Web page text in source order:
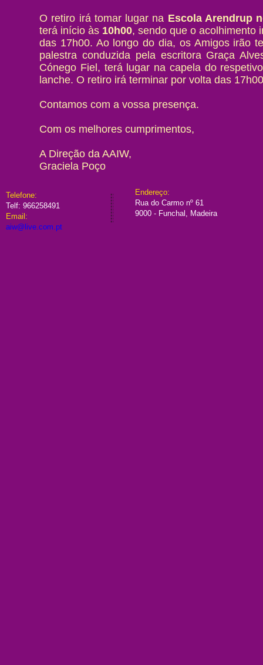
O retiro irá tomar lugar na Escola Arendrup
terá início às 10h00, sendo que o acolhimento
das 17h00. Ao longo do dia, os Amigos irão
palestra conduzida pela escritora Graça
Cónego Fiel, terá lugar na capela do
lanche. O retiro irá terminar por volta das
Contamos com a vossa presença.
Com os melhores cumprimentos,
A Direção da AAIW,
Graciela Poço
​​Telefone:
Telf: 966258491
Email:
aiw@live.com.pt
​Endereço:
Rua do Carmo nº 61
9000 - Funchal, Madeira